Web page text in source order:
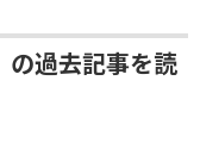
の過去記事を読